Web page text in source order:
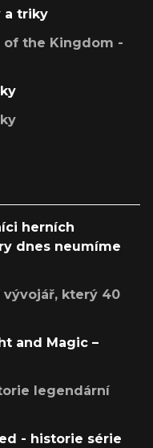
a triky
of the Kingdom -
herních
dnes neumíme
vývojář, který 40
and Magic –
legendární
- historie série